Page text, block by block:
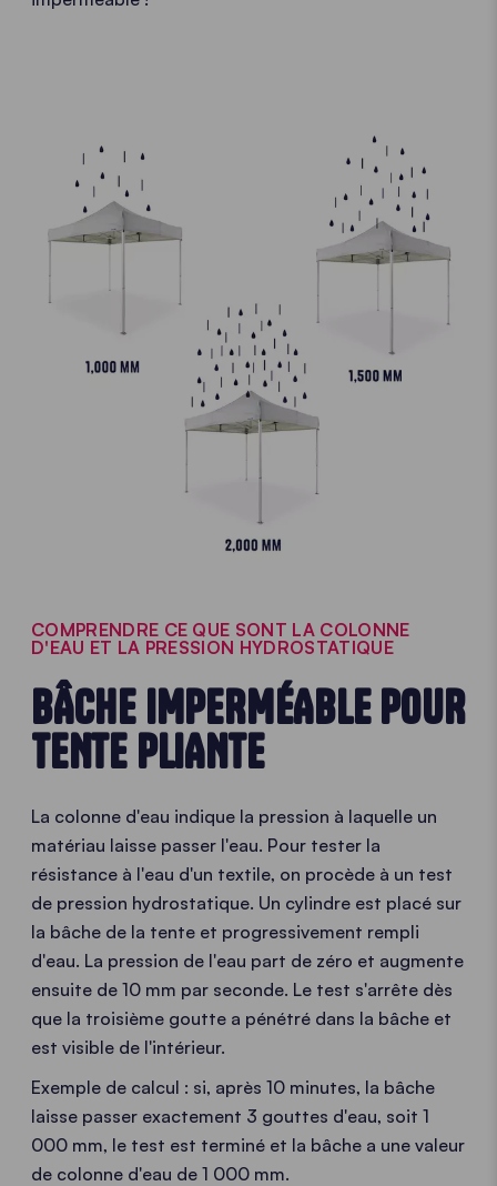
COMPRENDRE CE QUE SONT LA COLONNE
D'EAU ET LA PRESSION HYDROSTATIQUE
BÂCHE IMPERMÉABLE POUR
TENTE PLIANTE
La colonne d'eau indique la pression à laquelle un
matériau laisse passer l'eau. Pour tester la
résistance à l'eau d'un textile, on procède à un test
de pression hydrostatique. Un cylindre est placé sur
la bâche de la tente et progressivement rempli
d'eau. La pression de l'eau part de zéro et augmente
ensuite de 10 mm par seconde. Le test s'arrête dès
que la troisième goutte a pénétré dans la bâche et
est visible de l'intérieur.
Exemple de calcul : si, après 10 minutes, la bâche
laisse passer exactement 3 gouttes d'eau, soit 1
000 mm, le test est terminé et la bâche a une valeur
de colonne d'eau de 1 000 mm.